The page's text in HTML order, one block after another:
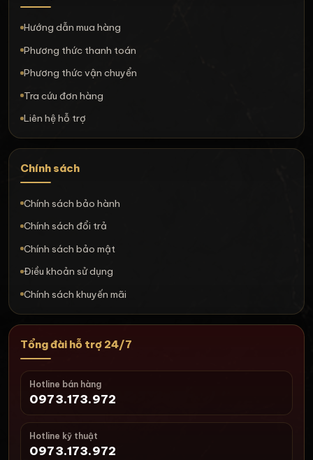
Hướng dẫn mua hàng
Phương thức thanh toán
Phương thức vận chuyển
Tra cứu đơn hàng
Liên hệ hỗ trợ
Chính sách
Chính sách bảo hành
Chính sách đổi trả
Chính sách bảo mật
Điều khoản sử dụng
Chính sách khuyến mãi
Tổng đài hỗ trợ 24/7
Hotline bán hàng
0973.173.972
Hotline kỹ thuật
0973.173.972